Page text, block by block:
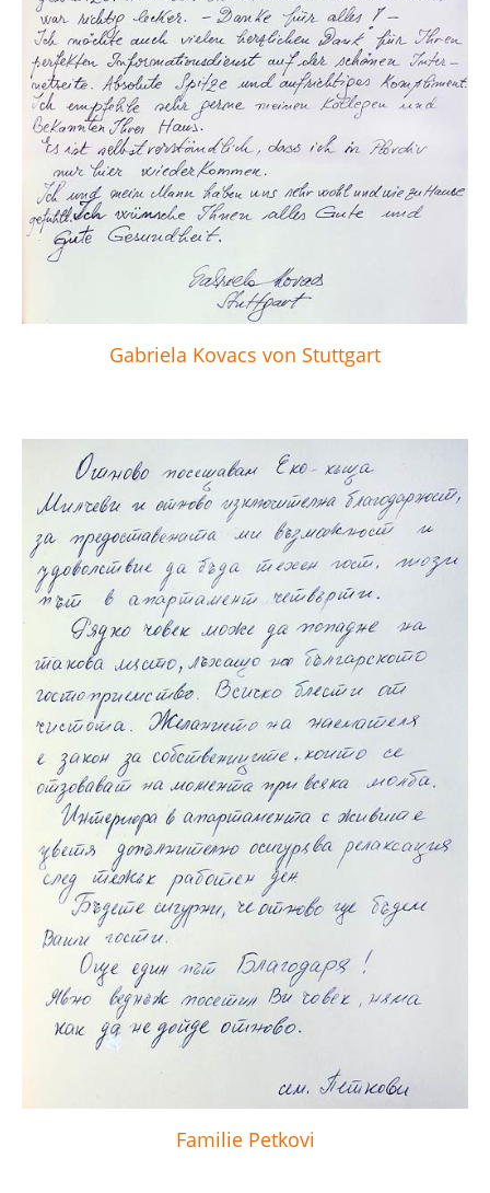
Gabriela Kovacs von Stuttgart
Familie Petkovi